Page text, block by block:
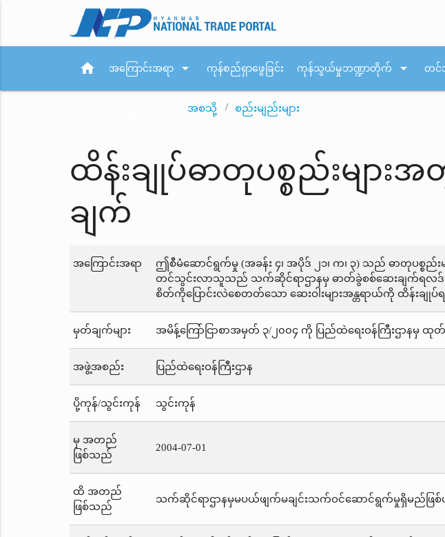
home အကြောင်းအရာ arrow_drop_down ကုန်စည်ရှာဖွေခြင်း ကုန်သွယ်မှုဘဏ္ဍာတိုက် arrow_drop_down တင်
အစသို့ စည်းမျည်းများ
ထိန်းချုပ်ဓာတုပစ္စည်းမျာ
ချက်
အကြောင်းအရာ
ဤစီမံဆောင်ရွက်မှု (အခန်း ၄၊ အပိုဒ် ၂၁၊ က၊ ၃) သည် ဓာတုပစ္စည်းမ
တင်သွင်းလာသူသည် သက်ဆိုင်ရာဌာနမှ ဓာတ်ခွဲစစ်ဆေးချက်ရလဒ်မ
စိတ်ကိုပြောင်းလဲစေတတ်သော ဆေးဝါးများအန္တရာယ်ကို ထိန်းချုပ်
မှတ်ချက်များ အမိန့်ကြော်ငြာစာအမှတ် ၃/၂၀၀၄ ကို ပြည်ထဲရေးဝန်ကြီးဌာနမှ
အဖွဲ့အစည်း ပြည်ထဲရေးဝန်ကြီးဌာန
ပို့ကုန်/သွင်းကုန် သွင်းကုန်
မှ အတည်
ဖြစ်သည်
2004-07-01
ထိ အတည်
ဖြစ်သည်
သက်ဆိုင်ရာဌာနမှမပယ်ဖျက်မချင်းသက်ဝင်ဆောင်ရွက်မှုရှိမည်ဖြစ်